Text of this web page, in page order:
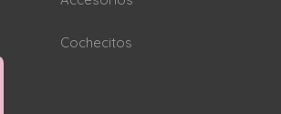
Cochecitos